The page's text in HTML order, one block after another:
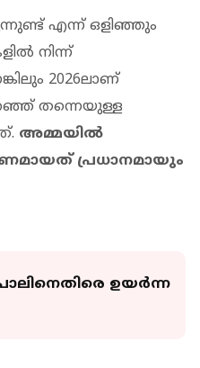
എന്ന് ഒളിഞ്ഞും
നിന്ന്
2026ലാണ്
തന്നെയുള്ള
അമ്മയിൽ
പ്രധാനമായും
ഉയർന്ന